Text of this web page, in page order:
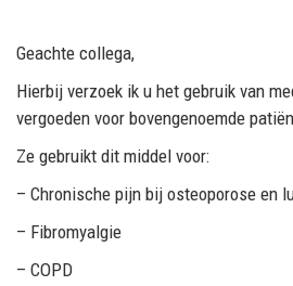
Geachte collega,
Hierbij verzoek ik u het gebruik van
vergoeden voor bovengenoemde
Ze gebruikt dit middel voor:
– Chronische pijn bij osteoporose en
– Fibromyalgie
– COPD